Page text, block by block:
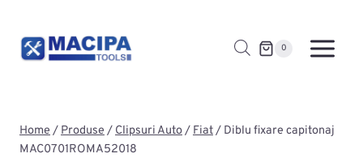
content
0
Home/Produse/Clipsuri Auto/Fiat/ Diblu fixare capitonaj
MAC0701ROMA52018